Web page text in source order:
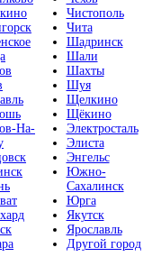
На-
Чистополь
Чита
Шадринск
Шали
Шахты
Шуя
Щелкино
Щёкино
Электросталь
Элиста
Энгельс
Южно-
Сахалинск
Юрга
Якутск
Ярославль
Другой город